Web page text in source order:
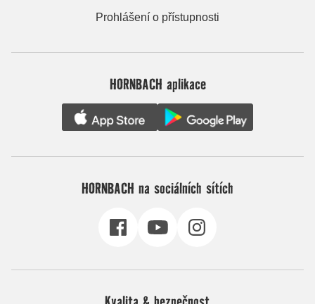
Prohlášení o přístupnosti
HORNBACH aplikace
HORNBACH na sociálních sítích